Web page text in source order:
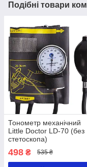
Подібні товари
Тонометр механічний
Little Doctor LD-70 (без
стетоскопа)
498 ₴ 535 ₴